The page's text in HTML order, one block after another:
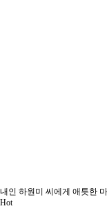
내인 하원미 씨에게 애틋한
Hot